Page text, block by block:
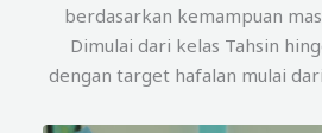
berdasarkan kemampuan
Dimulai dari kelas Tahsin
dengan target hafalan mulai